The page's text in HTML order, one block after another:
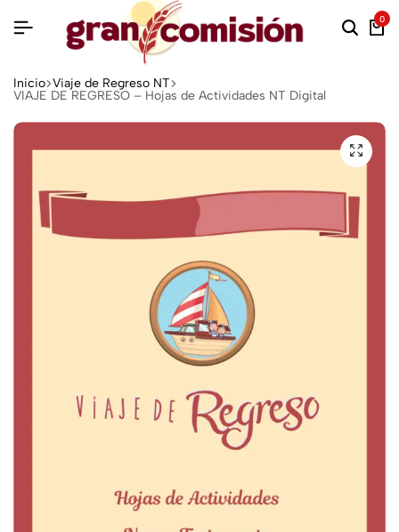
0
Inicio Viaje de Regreso NT
VIAJE DE REGRESO – Hojas de Actividades NT Digital